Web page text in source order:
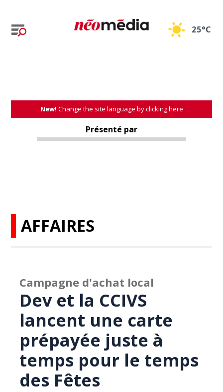
25°C
New! Change the site language by clicking here
Présenté par
AFFAIRES
Campagne d'achat local
Dev et la CCIVS
lancent une carte
prépayée juste à
temps pour le temps
des Fêtes